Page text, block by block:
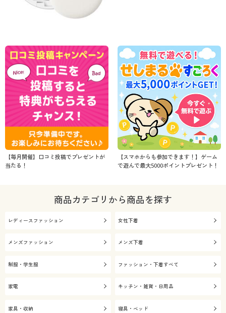
【毎月開催】口コミ投稿でプレゼントが
当たる！
【スマホからも参加できます！】ゲーム
で遊んで最大5000ポイントプレゼント！
商品カテゴリから商品を探す
レディースファッション 女性下着
メンズファッション メンズ下着
制服・学生服 ファッション・下着すべて
家電 キッチン・雑貨・日用品
家具・収納 寝具・ベッド